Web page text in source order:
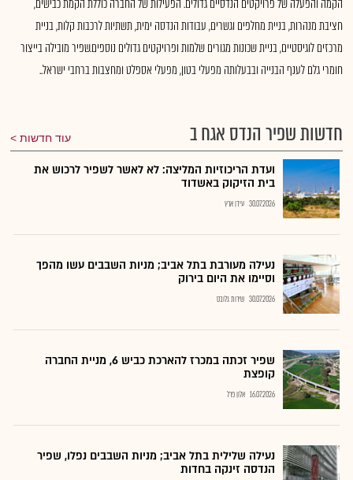
חציבת מנהרות, בניית מחלפים וגשרים, עבודות הנדסה ימית, תשתיות לרכבות קלות, בניית
מרכזים לוגיסטיים, בניית שכונות מגורים שלמות ופרויקטים גדולים נוספים.שפיר מובילה בייצור
חומרי גלם לענף הבנייה ובבעלותה מפעלי בטון, מפעלי אספלט ומחצבות ברחבי ישראל..
חדשות שפיר הנדס אגח ב עוד חדשות
ועדת הריכוזיות המליצה: לא לאשר לשפיר לרכוש את
בית הזיקוק באשדוד
30.07.2026 עידן ארץ
נעילה מעורבת בתל אביב; מניות השבבים עשו מהפך
וסיימו את היום בירוק
30.07.2026 שירות גלובס
שפיר זכתה במכרז להארכת כביש 6, מניית החברה
קופצת
16.07.2026 אלון פרל
נעילה שלילית בתל אביב; מניות השבבים נפלו, שפיר
הנדסה זינקה בחדות